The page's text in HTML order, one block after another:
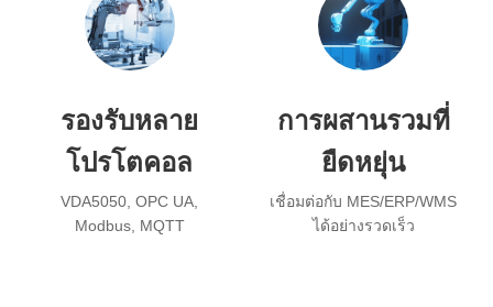
รองรับหลาย
โปรโตคอล
VDA5050, OPC UA,
Modbus, MQTT
การผสานรวมที่
ยืดหยุ่น
เชื่อมต่อกับ MES/ERP/WMS
ได้อย่างรวดเร็ว